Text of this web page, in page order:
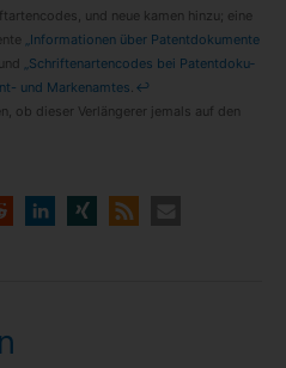
und neue kamen hinzu; eine
„Infor­ma­tio­nen über Patent­do­ku­mente
und „Schrif­ten­ar­ten­codes bei Patent­do­ku­
und Mar­ken­am­tes. ↩
ob die­ser Ver­län­ge­rer jemals auf den